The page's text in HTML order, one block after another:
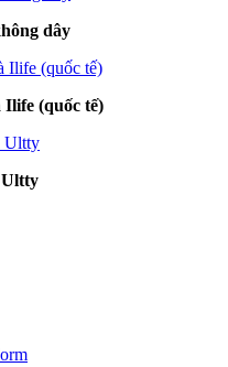
dây
(quốc tế)